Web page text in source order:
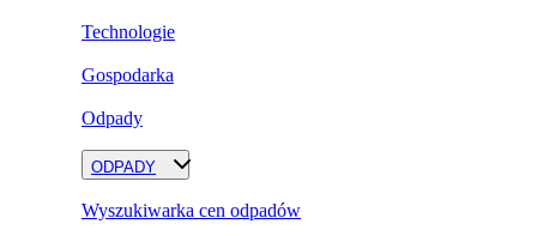
Technologie
Gospodarka
Odpady
ODPADY
Wyszukiwarka cen odpadów